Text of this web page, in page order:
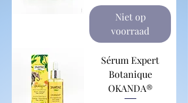
Niet op
voorraad
Sérum Expert
Botanique
OKANDA®